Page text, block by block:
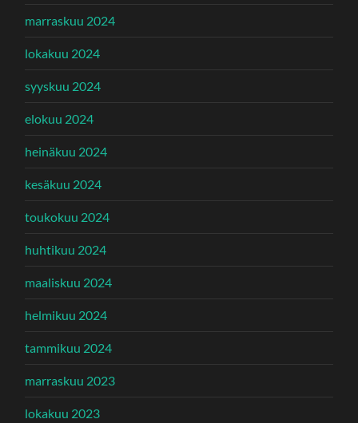
marraskuu 2024
lokakuu 2024
syyskuu 2024
elokuu 2024
heinäkuu 2024
kesäkuu 2024
toukokuu 2024
huhtikuu 2024
maaliskuu 2024
helmikuu 2024
tammikuu 2024
marraskuu 2023
lokakuu 2023